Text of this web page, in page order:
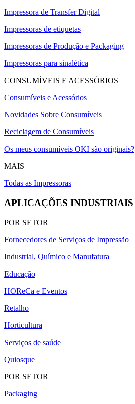
Impressora de Transfer Digital
Impressoras de etiquetas
Impressoras de Produção e Packaging
Impressoras para sinalética
CONSUMÍVEIS E ACESSÓRIOS
Consumíveis e Acessórios
Novidades Sobre Consumíveis
Reciclagem de Consumíveis
Os meus consumíveis OKI são originais?
MAIS
Todas as Impressoras
APLICAÇÕES INDUSTRIAIS
POR SETOR
Fornecedores de Serviços de Impressão
Industrial, Químico e Manufatura
Educação
HOReCa e Eventos
Retalho
Horticultura
Serviços de saúde
Quiosque
POR SETOR
Packaging